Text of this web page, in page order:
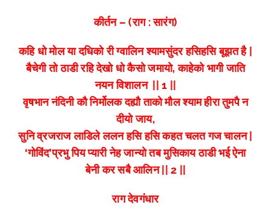
कीर्तन – (राग : सारंग)
कहि धो मोल या दधिको री ग्वालिन श्यामसुंदर हसिहसि बूझत है |
बैचेगी तो ठाडी रहि देखो धो कैसो जमायो, काहेको भागी जाति
नयन विशालन || 1 ||
वृषभान नंदिनी कौ निर्मोलक दह्यौ ताको मौल श्याम हीरा तुमपै न
दीयो जाय,
सुनि व्रजराज लाडिले ललन हसि हसि कहत चलत गज चालन |
‘गोविंद’प्रभु पिय प्यारी नेह जान्यो तब मुसिकाय ठाडी भई ऐना
बेनी कर सबै आलिन || 2 ||
राग देवगंधार